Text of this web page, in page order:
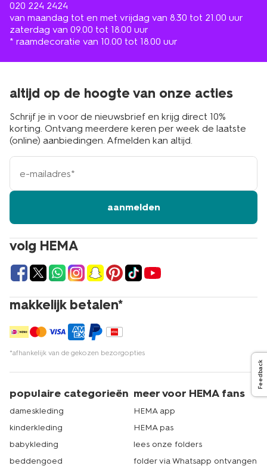
020 224 2424
van maandag tot en met vrijdag van 8.30 tot 21.00 uur
zaterdag van 09.00 tot 18.00 uur
* raamdecoratie van 10.00 tot 18.00 uur
volg HEMA
makkelijk betalen*
*afhankelijk van de gekozen bezorgopties
altijd op de hoogte van onze acties
Schrijf je in voor de nieuwsbrief en krijg direct 10%
korting. Ontvang meerdere keren per week de laatste
(online) aanbiedingen. Afmelden kan altijd.
e-
mailadres
aanmelden
populaire categorieën
dameskleding
kinderkleding
babykleding
beddengoed
meer voor HEMA fans
HEMA app
HEMA pas
lees onze folders
folder via Whatsapp ontvangen
Feedback